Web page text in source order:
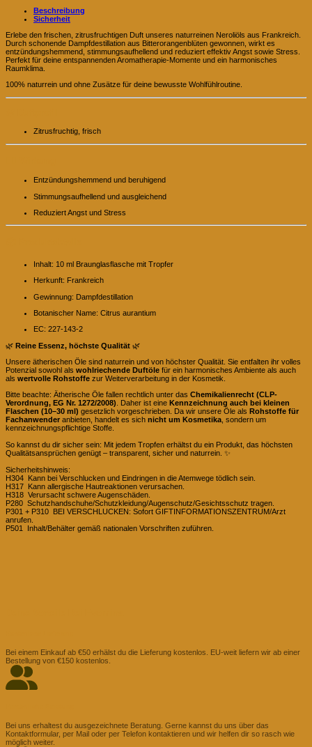
Beschreibung
Sicherheit
Erlebe den frischen, zitrusfruchtigen Duft unseres naturreinen Neroliöls aus Frankreich.
Durch schonende Dampfdestillation aus Bitterorangenblüten gewonnen, wirkt es
entzündungshemmend, stimmungsaufhellend und reduziert effektiv Angst sowie Stress.
Perfekt für deine entspannenden Aromatherapie-Momente und ein harmonisches
Raumklima.
100% naturrein und ohne Zusätze für deine bewusste Wohlfühlroutine.
Zitrusfruchtig, frisch
Entzündungshemmend und beruhigend
Stimmungsaufhellend und ausgleichend
Reduziert Angst und Stress
Inhalt: 10 ml Braunglasflasche mit Tropfer
Herkunft: Frankreich
Gewinnung: Dampfdestillation
Botanischer Name: Citrus aurantium
EC: 227-143-2
🌿 Reine Essenz, höchste Qualität 🌿
Unsere ätherischen Öle sind naturrein und von höchster Qualität. Sie entfalten ihr volles
Potenzial sowohl als wohlriechende Duftöle für ein harmonisches Ambiente als auch
als wertvolle Rohstoffe zur Weiterverarbeitung in der Kosmetik.
Bitte beachte: Ätherische Öle fallen rechtlich unter das Chemikalienrecht (CLP-
Verordnung, EG Nr. 1272/2008) . Daher ist eine Kennzeichnung auch bei kleinen
Flaschen (10–30 ml) gesetzlich vorgeschrieben. Da wir unsere Öle als Rohstoffe für
Fachanwender anbieten, handelt es sich nicht um Kosmetika , sondern um
kennzeichnungspflichtige Stoffe.
So kannst du dir sicher sein: Mit jedem Tropfen erhältst du ein Produkt, das höchsten
Qualitätsansprüchen genügt – transparent, sicher und naturrein. ✨
Sicherheitshinweis:
H304 Kann bei Verschlucken und Eindringen in die Atemwege tödlich sein.
H317 Kann allergische Hautreaktionen verursachen.
H318 Verursacht schwere Augenschäden.
P280 Schutzhandschuhe/Schutzkleidung/Augenschutz/Gesichtsschutz tragen.
P301 + P310 BEI VERSCHLUCKEN: Sofort GIFTINFORMATIONSZENTRUM/Arzt
anrufen.
P501 Inhalt/Behälter gemäß nationalen Vorschriften zuführen.
Bei einem Einkauf ab €50 erhälst du die Lieferung kostenlos. EU-weit liefern wir ab einer
Bestellung von €150 kostenlos.
Bei uns erhaltest du ausgezeichnete Beratung. Gerne kannst du uns über das
Kontaktformular, per Mail oder per Telefon kontaktieren und wir helfen dir so rasch wie
möglich weiter.